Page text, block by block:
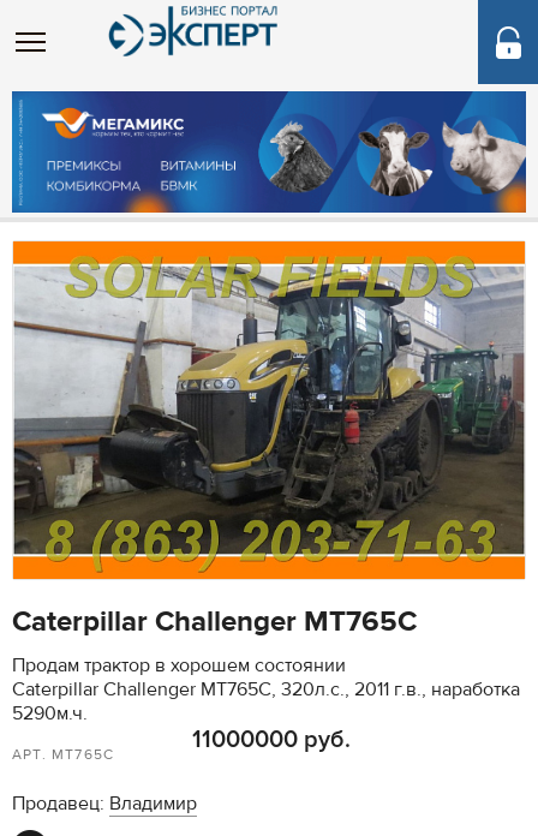
Caterpillar Challenger MT765C
Продам трактор в хорошем состоянии
Caterpillar Challenger MT765C, 320л.с., 2011 г.в., наработка
5290м.ч.
АРТ. MT765C 11000000 руб.
Продавец: Владимир